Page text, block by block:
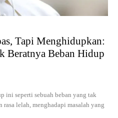
Tapi Menghidupkan:
Beratnya Beban Hidup
ini seperti sebuah beban yang tak
lelah, menghadapi masalah yang